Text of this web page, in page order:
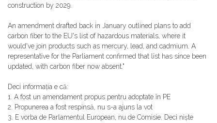
construction by 2029.
An amendment drafted back in January outlined plans to add
carbon fiber to the EU's list of hazardous materials, where it
would've join products such as mercury, lead, and cadmium. A
representative for the Parliament confirmed that list has since been
updated, with carbon fiber now absent."
Deci informația e că:
1. A fost un amendament propus pentru adoptate în PE
2. Propunerea a fost respinsă, nu s-a ajuns la vot
3. E vorba de Parlamentul European, nu de Comisie. Deci niște